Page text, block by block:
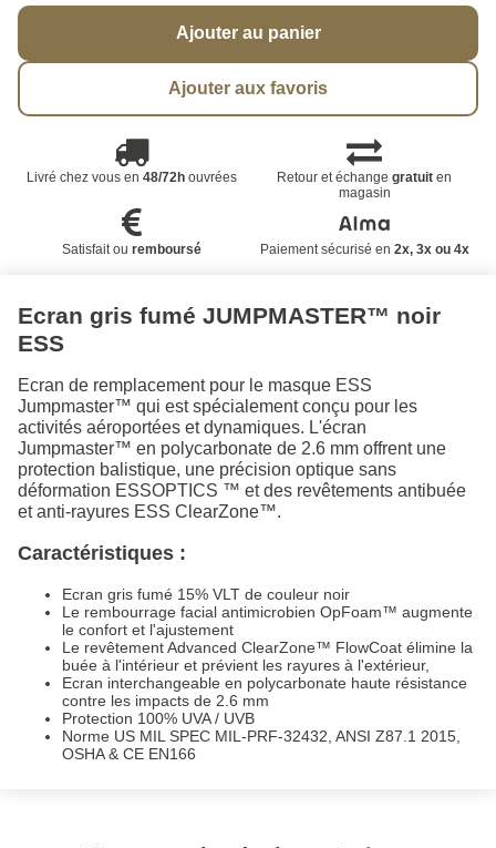
Ajouter au panier
Ajouter aux favoris
Livré chez vous en 48/72houvrées Retour et échangegratuit en
magasin
Satisfait ou remboursé Paiement sécurisé en 2x, 3x ou 4x
Ecran gris fumé JUMPMASTER™ noir
ESS
Ecran de remplacement pour le masque ESS
Jumpmaster™ qui est spécialement conçu pour les
activités aéroportées et dynamiques. L'écran
Jumpmaster™ en polycarbonate de 2.6 mm offrent une
protection balistique, une précision optique sans
déformation ESSOPTICS ™ et des revêtements antibuée
et anti-rayures ESS ClearZone™.
Caractéristiques :
Ecran gris fumé 15% VLT de couleur noir
Le rembourrage facial antimicrobien OpFoam™ augmente
le confort et l'ajustement
Le revêtement Advanced ClearZone™ FlowCoat élimine la
buée à l'intérieur et prévient les rayures à l'extérieur,
Ecran interchangeable en polycarbonate haute résistance
contre les impacts de 2.6 mm
Protection 100% UVA / UVB
Norme US MIL SPEC MIL-PRF-32432, ANSI Z87.1 2015,
OSHA & CE EN166